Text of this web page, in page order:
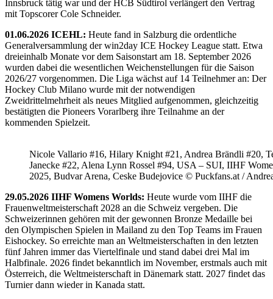
Innsbruck tätig war und der HCB Südtirol verlängert den Vertrag
mit Topscorer Cole Schneider.
01.06.2026 ICEHL: Heute fand in Salzburg die ordentliche
Generalversammlung der win2day ICE Hockey League statt. Etwa
dreieinhalb Monate vor dem Saisonstart am 18. September 2026
wurden dabei die wesentlichen Weichenstellungen für die Saison
2026/27 vorgenommen. Die Liga wächst auf 14 Teilnehmer an: Der
Hockey Club Milano wurde mit der notwendigen
Zweidrittelmehrheit als neues Mitglied aufgenommen, gleichzeitig
bestätigten die Pioneers Vorarlberg ihre Teilnahme an der
kommenden Spielzeit.
Nicole Vallario #16, Hilary Knight #21, Andrea Brändli #20,
Janecke #22, Alena Lynn Rossel #94, USA – SUI, IIHF
2025, Budvar Arena, Ceske Budejovice © Puckfans.at /
29.05.2026 IIHF Womens Worlds: Heute wurde vom IIHF die
Frauenweltmeisterschaft 2028 an die Schweiz vergeben. Die
Schweizerinnen gehören mit der gewonnen Bronze Medaille bei
den Olympischen Spielen in Mailand zu den Top Teams im Frauen
Eishockey. So erreichte man an Weltmeisterschaften in den letzten
fünf Jahren immer das Viertelfinale und stand dabei drei Mal im
Halbfinale. 2026 findet bekanntlich im November, erstmals auch mit
Österreich, die Weltmeisterschaft in Dänemark statt. 2027 findet das
Turnier dann wieder in Kanada statt.